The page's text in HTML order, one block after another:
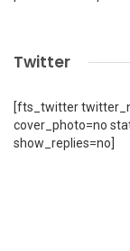
Twitter
[fts_twitter
cover_photo=no
show_replies=no]